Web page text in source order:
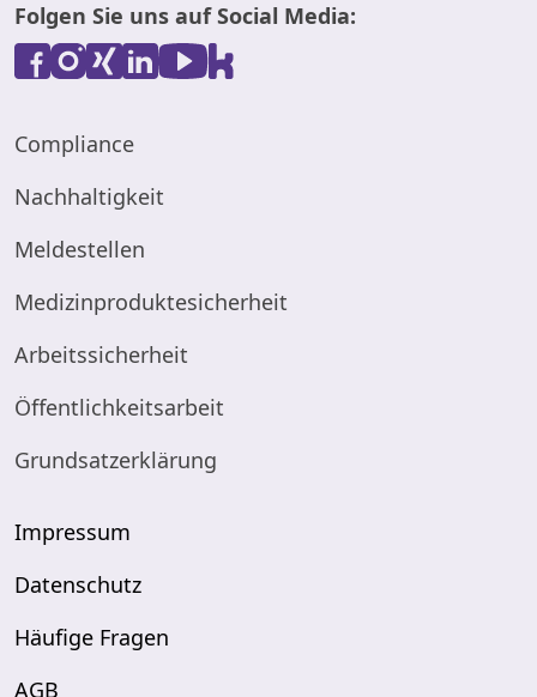
Folgen Sie uns auf Social Media:
Compliance
Nachhaltigkeit
Meldestellen
Medizinproduktesicherheit
Arbeitssicherheit
Öffentlichkeitsarbeit
Grundsatzerklärung
Impressum
Datenschutz
Häufige Fragen
AGB